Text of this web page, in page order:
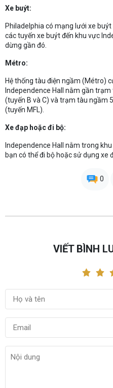
Xe buýt:
Philadelphia có mạng lưới xe
các tuyến xe buýt đến khu vực
dừng gần đó.
Métro:
Hệ thống tàu điện ngầm (Métro)
Independence Hall nằm gần
(tuyến B và C) và trạm tàu ngầm
(tuyến MFL).
Xe đạp hoặc đi bộ:
Independence Hall nằm trong
bạn có thể đi bộ hoặc sử dụng xe
0
VIẾT BÌNH